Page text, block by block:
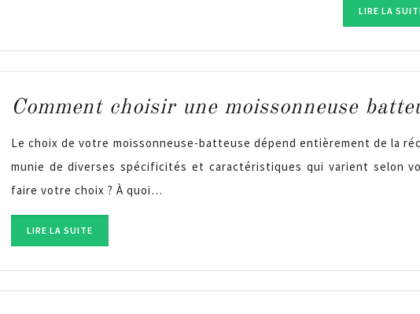
LIRE LA
Comment choisir une moissonneuse
Le choix de votre moissonneuse-batteuse dépend entièrement de la
munie de diverses spécificités et caractéristiques qui varient selon
faire votre choix ? À quoi…
LIRE LA SUITE